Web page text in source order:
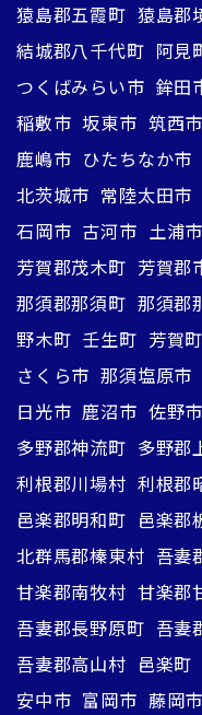
猿島郡五霞町 猿島郡
結城郡八千代町 阿見
つくばみらい市 鉾田
稲敷市 坂東市 筑西市
鹿嶋市 ひたちなか市
北茨城市 常陸太田市
石岡市 古河市 土浦市
芳賀郡茂木町 芳賀郡
那須郡那須町 那須郡
野木町 壬生町 芳賀町
さくら市 那須塩原市
日光市 鹿沼市 佐野市
多野郡神流町 多野郡
利根郡川場村 利根郡
邑楽郡明和町 邑楽郡
北群馬郡榛東村 吾妻
甘楽郡南牧村 甘楽郡
吾妻郡長野原町 吾妻
吾妻郡高山村 邑楽町
安中市 富岡市 藤岡市